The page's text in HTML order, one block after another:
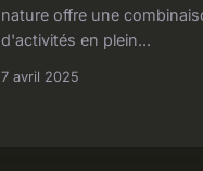
nature offre une
d'activités en plein...
7 avril 2025